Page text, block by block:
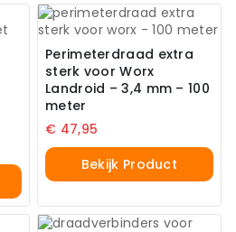
Perimeterdraad extra
sterk voor Worx
Landroid – 3,4 mm – 100
meter
€ 47,95
Bekijk Product